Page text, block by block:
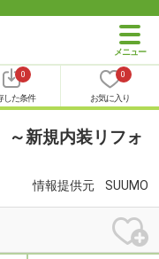
0
した条件
0
お気に入り
新規内装リフォ
情報提供元 SUUMO